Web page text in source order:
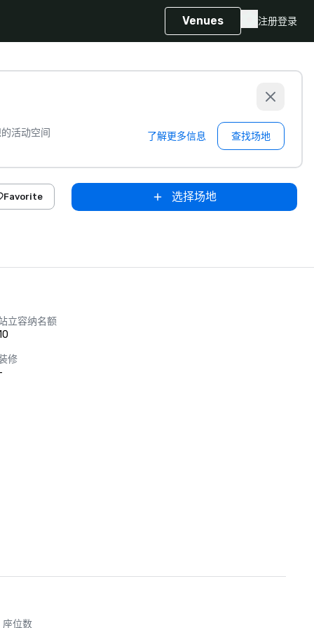
Venues 注册登录
活动空间 了解更多信息 查找场地
Favorite 选择场地
立容纳名额
修
座位数